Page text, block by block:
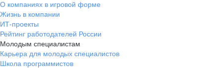
О компаниях в игровой форме
Жизнь в компании
ИТ-проекты
Рейтинг работодателей России
Молодым специалистам
Карьера для молодых специалистов
Школа программистов